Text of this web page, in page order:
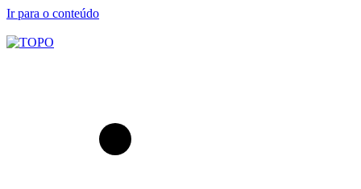
Ir para o conteúdo